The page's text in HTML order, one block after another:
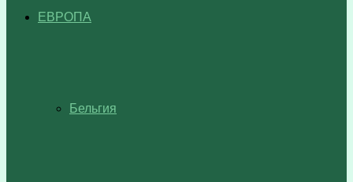
ЕВРОПА
Бельгия